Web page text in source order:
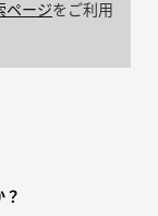
ページをご利用